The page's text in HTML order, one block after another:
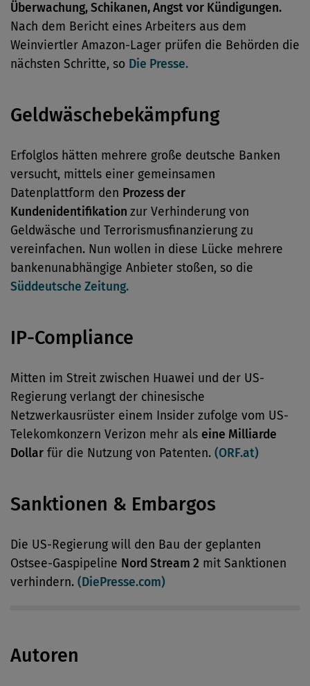
Überwachung, Schikanen, Angst vor Kündigungen.
Nach dem Bericht eines Arbeiters aus dem
Weinviertler Amazon-Lager prüfen die Behörden die
nächsten Schritte, so Die Presse.
Geldwäschebekämpfung
Erfolglos hätten mehrere große deutsche Banken
versucht, mittels einer gemeinsamen
Datenplattform den Prozess der
Kundenidentifikation zur Verhinderung von
Geldwäsche und Terrorismusfinanzierung zu
vereinfachen. Nun wollen in diese Lücke mehrere
bankenunabhängige Anbieter stoßen, so die
Süddeutsche Zeitung.
IP-Compliance
Mitten im Streit zwischen Huawei und der US-
Regierung verlangt der chinesische
Netzwerkausrüster einem Insider zufolge vom US-
Telekomkonzern Verizon mehr als eine Milliarde
Dollar für die Nutzung von Patenten. (ORF.at)
Sanktionen & Embargos
Die US-Regierung will den Bau der geplanten
Ostsee-Gaspipeline Nord Stream 2 mit Sanktionen
verhindern. (DiePresse.com)
Autoren